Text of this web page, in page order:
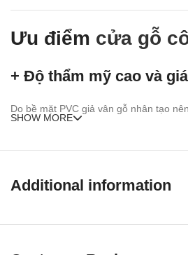
Ưu điểm cửa gỗ
+ Độ thẩm mỹ cao và
Do bề mặt PVC giả vân gỗ nhân tạo
SHOW MORE
Additional information